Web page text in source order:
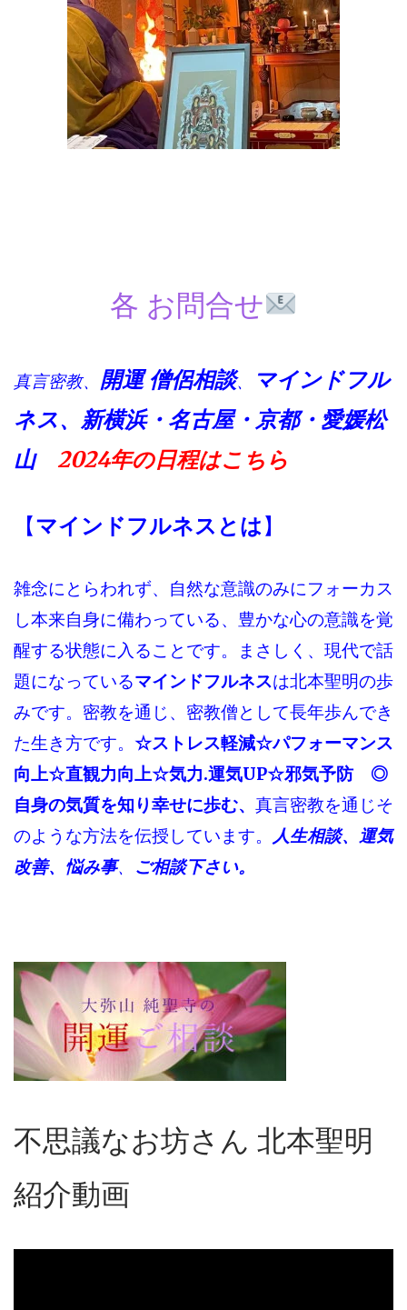
各 お問合せ
真言密教、 開運 僧侶相談、
マインドフル
ネス、 新横浜・名古屋・京都・愛媛松
山 2024年の日程はこちら
【マインドフルネスとは】
雑念にとらわれず、自然な意識のみにフォーカス
し本来自身に備わっている、豊かな心の意識を覚
醒する状態に入ることです。まさしく、現代で話
題になっているマインドフルネスは北本聖明の歩
みです。密教を通じ、密教僧として長年歩んでき
た生き方です。 ☆ストレス軽減☆パフォーマンス
向上☆直観力向上☆気力.運気UP☆邪気予防 ◎
自身の気質を知り幸せに歩む、 真言密教を通じそ
のような方法を伝授しています。 人生相談、運気
改善、悩み事、 ご相談下さい。
不思議なお坊さん 北本聖明
紹介動画